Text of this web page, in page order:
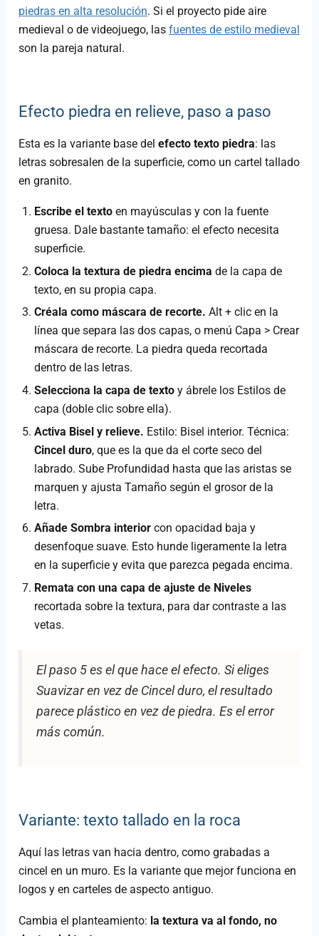
piedras en alta resolución. Si el proyecto pide aire
medieval o de videojuego, lasfuentes de estilo medieval
son la pareja natural.
Efecto piedra en relieve, paso a paso
Esta es la variante base delefecto texto piedra: las
letras sobresalen de la superficie, como un cartel tallado
en granito.
Escribe el texto en mayúsculas y con la fuente
gruesa. Dale bastante tamaño: el efecto necesita
superficie.
Coloca la textura de piedra encima de la capa de
texto, en su propia capa.
Créala como máscara de recorte. Alt + clic en la
línea que separa las dos capas, o menú Capa > Crear
máscara de recorte. La piedra queda recortada
dentro de las letras.
Selecciona la capa de texto y ábrele los Estilos de
capa (doble clic sobre ella).
Activa Bisel y relieve. Estilo: Bisel interior. Técnica:
Cincel duro, que es la que da el corte seco del
labrado. Sube Profundidad hasta que las aristas se
marquen y ajusta Tamaño según el grosor de la
letra.
Añade Sombra interior con opacidad baja y
desenfoque suave. Esto hunde ligeramente la letra
en la superficie y evita que parezca pegada encima.
Remata con una capa de ajuste de Niveles
recortada sobre la textura, para dar contraste a las
vetas.
El paso 5 es el que hace el efecto. Si eliges
Suavizar en vez de Cincel duro, el resultado
parece plástico en vez de piedra. Es el error
más común.
Variante: texto tallado en la roca
Aquí las letras van hacia dentro, como grabadas a
cincel en un muro. Es la variante que mejor funciona en
logos y en carteles de aspecto antiguo.
Cambia el planteamiento: la textura va al fondo, no